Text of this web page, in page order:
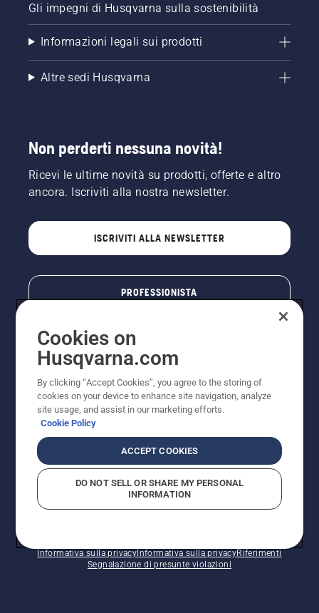
Gli impegni di Husqvarna sulla sostenibilità
Informazioni legali sui prodotti
Altre sedi Husqvarna
Non perderti nessuna novità!
Ricevi le ultime novità su prodotti, offerte e altro
ancora. Iscriviti alla nostra newsletter.
ISCRIVITI ALLA NEWSLETTER
PROFESSIONISTA
© Husqvarna AB (publ). Tutti i diritti riservati. I prezzi
pubblicati si intendono raccomandati e arrotondati, non
impegnativi, comprensivi di I.V.A. vigente. FERCAD SpA
- Via Retrone, 49 - 36077 Altavilla Vic. (VI) - Capitale
Sociale € 2.000.000 int. vers. P.I. e C.F. 01252490246 -
Informativa sulla privacyInformativa sulla privacyRiferimenti
Segnalazione di presunte violazioni
Cookies on
Husqvarna.com
By clicking “Accept Cookies”, you agree to the storing of
cookies on your device to enhance site navigation, analyze
site usage, and assist in our marketing efforts.
Cookie Policy
ACCEPT COOKIES
DO NOT SELL OR SHARE MY PERSONAL
INFORMATION